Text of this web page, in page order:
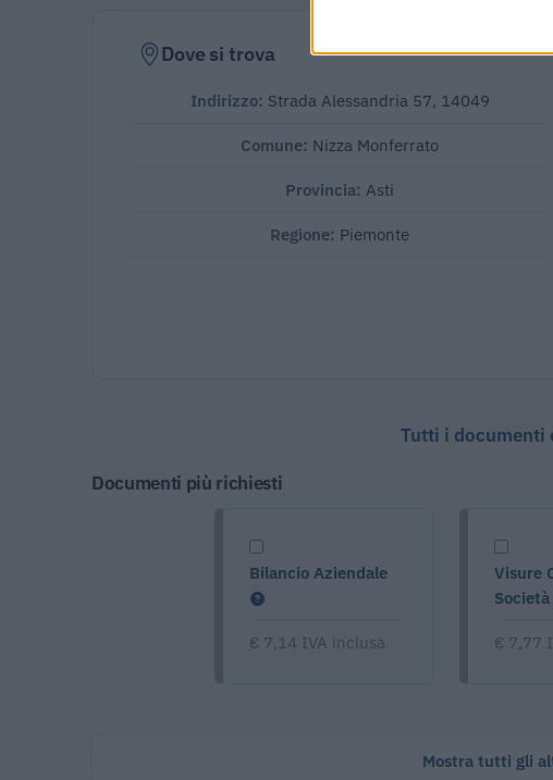
Dove si trova
Indirizzo: Strada Alessandria 57, 14049
Comune: Nizza Monferrato
Provincia:Asti
Regione: Piemonte
Tutti i
Documenti più richiesti
Bilancio Aziendale
€ 7,14 IVA inclusa
Visure
€ 7,77
Mostra tutti gli